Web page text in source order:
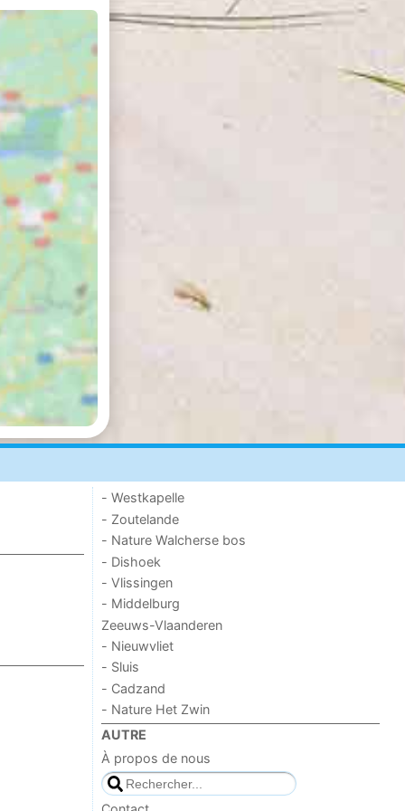
- Westkapelle
- Zoutelande
- Nature Walcherse bos
- Dishoek
- Vlissingen
- Middelburg
Zeeuws-Vlaanderen
- Nieuwvliet
- Sluis
- Cadzand
- Nature Het Zwin
AUTRE
À propos de nous